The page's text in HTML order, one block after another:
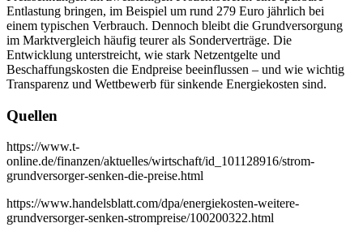
Entlastung bringen, im Beispiel um rund 279 Euro jährlich bei
einem typischen Verbrauch. Dennoch bleibt die Grundversorgung
im Marktvergleich häufig teurer als Sonderverträge. Die
Entwicklung unterstreicht, wie stark Netzentgelte und
Beschaffungskosten die Endpreise beeinflussen – und wie wichtig
Transparenz und Wettbewerb für sinkende Energiekosten sind.
Quellen
https://www.t-
online.de/finanzen/aktuelles/wirtschaft/id_101128916/strom-
grundversorger-senken-die-preise.html
https://www.handelsblatt.com/dpa/energiekosten-weitere-
grundversorger-senken-strompreise/100200322.html